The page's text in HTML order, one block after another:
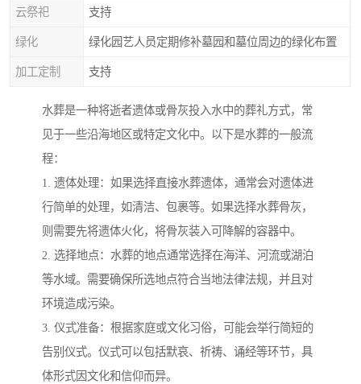
云祭祀 支持
绿化 绿化园艺人员定期修补墓园和墓位周边的绿化布置
加工定制 支持
水葬是一种将逝者遗体或骨灰投入水中的葬礼方式，常
见于一些沿海地区或特定文化中。以下是水葬的一般流
程：
1. 遗体处理：如果选择直接水葬遗体，通常会对遗体进
行简单的处理，如清洁、包裹等。如果选择水葬骨灰，
则需要先将遗体火化，将骨灰装入可降解的容器中。
2. 选择地点：水葬的地点通常选择在海洋、河流或湖泊
等水域。需要确保所选地点符合当地法律法规，并且对
环境造成污染。
3. 仪式准备：根据家庭或文化习俗，可能会举行简短的
告别仪式。仪式可以包括默哀、祈祷、诵经等环节，具
体形式因文化和信仰而异。